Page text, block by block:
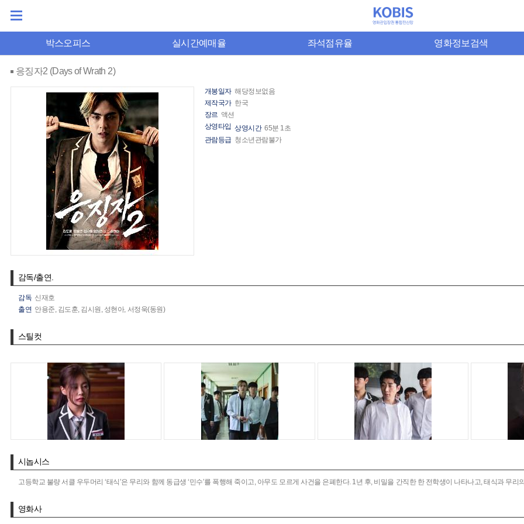
박스오피스 실시간예매율 좌석점유율 영화정보검색
응징자2 (Days of Wrath 2)
개봉일자 해당정보없음
제작국가 한국
장르 액션
상영타입 상영시간 65분 1초
관람등급 청소년관람불가
감독/출연.
감독 신재호
출연 안용준, 김도훈, 김시원, 성현아, 서정욱(동원)
스틸컷
시놉시스
고등학교 불량 서클 우두머리 ‘태식’은 무리와 함께 동급생 ‘민수’를 폭행해 죽이고, 아무도 모르게 사건을 은폐한다. 1년 후, 비밀을 간직한 한 전학생이 나타나고, 태식과 무
영화사